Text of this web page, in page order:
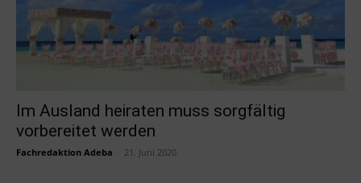
Im Ausland heiraten muss sorgfältig
vorbereitet werden
Fachredaktion Adeba 21. Juni 2020